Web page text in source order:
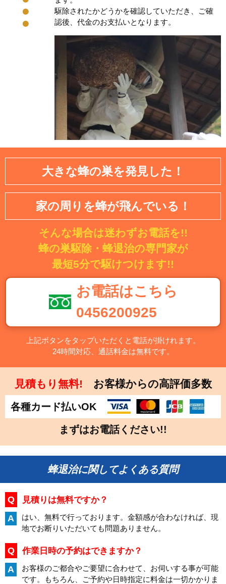
駆除されたかどうかを確認していただき、ご確
認後、代金のお支払いとなります。
大きな蜂の巣を発見した！
家の周りを蜂が飛んでいる！
そんな場合は迷わずお電話を!!
蜂の巣駆除・蜂退治の専門家が
最短5分で駆けつけます!!
お電話はこちら
0456200925
上記ボタンをタップいただくと電話が掛けれます。
24時間対応、通話料金は無料です。
見積もり無料! お客様からの高評価多数
各種カード払いOK
まずはお電話ください!!
蜂退治に関してよくある質問
Q 見積りは無料ですか？
A
はい、無料で行っております。金額感が合わなければ、現
地でお断りいただいても問題ありません。
Q 作業日時の予約はできますか？
A
お客様のご都合やご要望に合わせて、お伺いする事が可能
です。もちろん、ご予約や日時指定に料金は一切かかりま